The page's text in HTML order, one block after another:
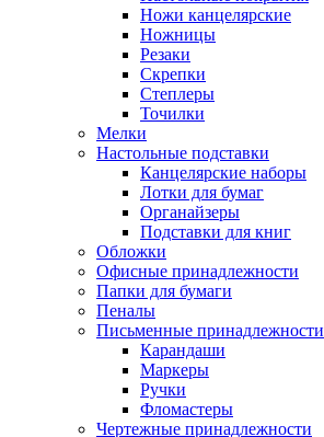
Ножи канцелярские
Ножницы
Резаки
Скрепки
Степлеры
Точилки
Мелки
Настольные подставки
Канцелярские наборы
Лотки для бумаг
Органайзеры
Подставки для книг
Обложки
Офисные принадлежности
Папки для бумаги
Пеналы
Письменные принадлежности
Карандаши
Маркеры
Ручки
Фломастеры
Чертежные принадлежности